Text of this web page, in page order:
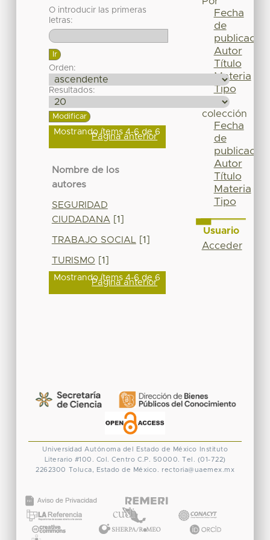
O introducir las primeras
letras:
Orden:
Resultados:
Mostrando ítems 4-6 de 6
Página anterior
Nombre de los
autores
SEGURIDAD
CIUDADANA [1]
TRABAJO SOCIAL [1]
TURISMO [1]
Mostrando ítems 4-6 de 6
Página anterior
Fecha
de
publicación
Autor
Título
Materia
Tipo
colección
Fecha
de
publicación
Autor
Título
Materia
Tipo
Usuario
Acceder
Universidad Autónoma del Estado de México
Instituto
Literario #100. Col. Centro C.P. 50000. Tel. (01-722)
2262300 Toluca, Estado de México. rectoria@uaemex.mx